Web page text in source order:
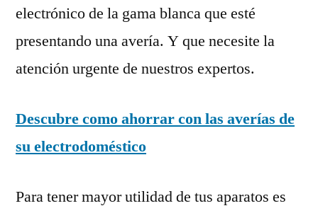
electrónico de la gama blanca que esté
presentando una avería. Y que necesite la
atención urgente de nuestros expertos.
Descubre como ahorrar con las averías de
su electrodoméstico
Para tener mayor utilidad de tus aparatos es